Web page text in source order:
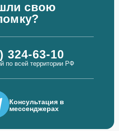
свою
324-63-10
по всей территории РФ
Консультация в
мессенджерах